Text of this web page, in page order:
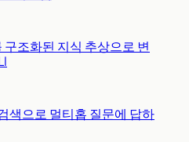
조화된 지식 추상으로 변
색으로 멀티홉 질문에 답하